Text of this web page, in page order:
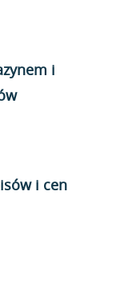
i
i cen